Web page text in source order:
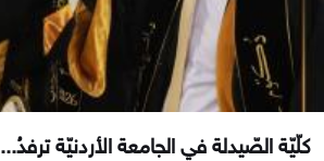
كلّيّة الصّيدلة في الجامعة الأردنيّة ترفدُ...